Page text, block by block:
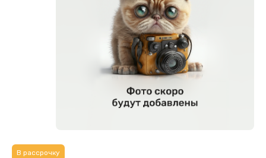
В рассрочку